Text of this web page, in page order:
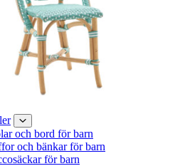
och bord för barn
och bänkar för barn
för barn